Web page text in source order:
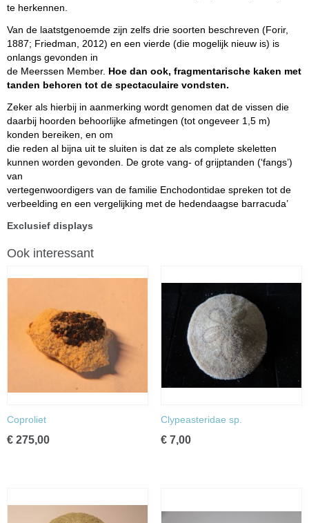
te herkennen.
Van de laatstgenoemde zijn zelfs drie soorten beschreven (Forir,
1887; Friedman, 2012) en een vierde (die mogelijk nieuw is) is
onlangs gevonden in
de Meerssen Member. Hoe dan ook, fragmentarische kaken met
tanden behoren tot de spectaculaire vondsten.
Zeker als hierbij in aanmerking wordt genomen dat de vissen die
daarbij hoorden behoorlijke afmetingen (tot ongeveer 1,5 m)
konden bereiken, en om
die reden al bijna uit te sluiten is dat ze als complete skeletten
kunnen worden gevonden. De grote vang- of grijptanden (‘fangs’)
van
vertegenwoordigers van de familie Enchodontidae spreken tot de
verbeelding en een vergelijking met de hedendaagse barracuda’
Exclusief displays
Ook interessant
Coproliet
€ 275,00
Clypeasteridae sp.
€ 7,00